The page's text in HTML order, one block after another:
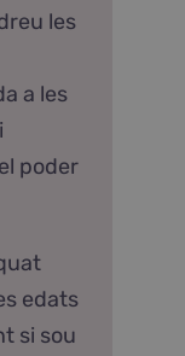
les
a les
poder
edats
si sou